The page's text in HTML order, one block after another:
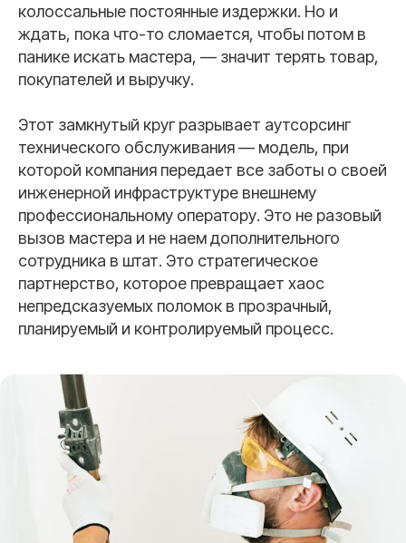
колоссальные постоянные издержки. Но и
ждать, пока что-то сломается, чтобы потом в
панике искать мастера, — значит терять товар,
покупателей и выручку.
Этот замкнутый круг разрывает аутсорсинг
технического обслуживания — модель, при
которой компания передает все заботы о своей
инженерной инфраструктуре внешнему
профессиональному оператору. Это не разовый
вызов мастера и не наем дополнительного
сотрудника в штат. Это стратегическое
партнерство, которое превращает хаос
непредсказуемых поломок в прозрачный,
планируемый и контролируемый процесс.